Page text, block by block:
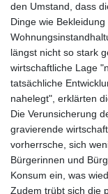
den Umstand, dass
Dinge wie
längst nicht so stark
wirtschaftliche Lage
tatsächliche
nahelegt", erklärten
Die Verunsicherung
gravierende
vorherrsche, sich
Bürgerinnen und
Konsum ein, was
Zudem trübt sich die